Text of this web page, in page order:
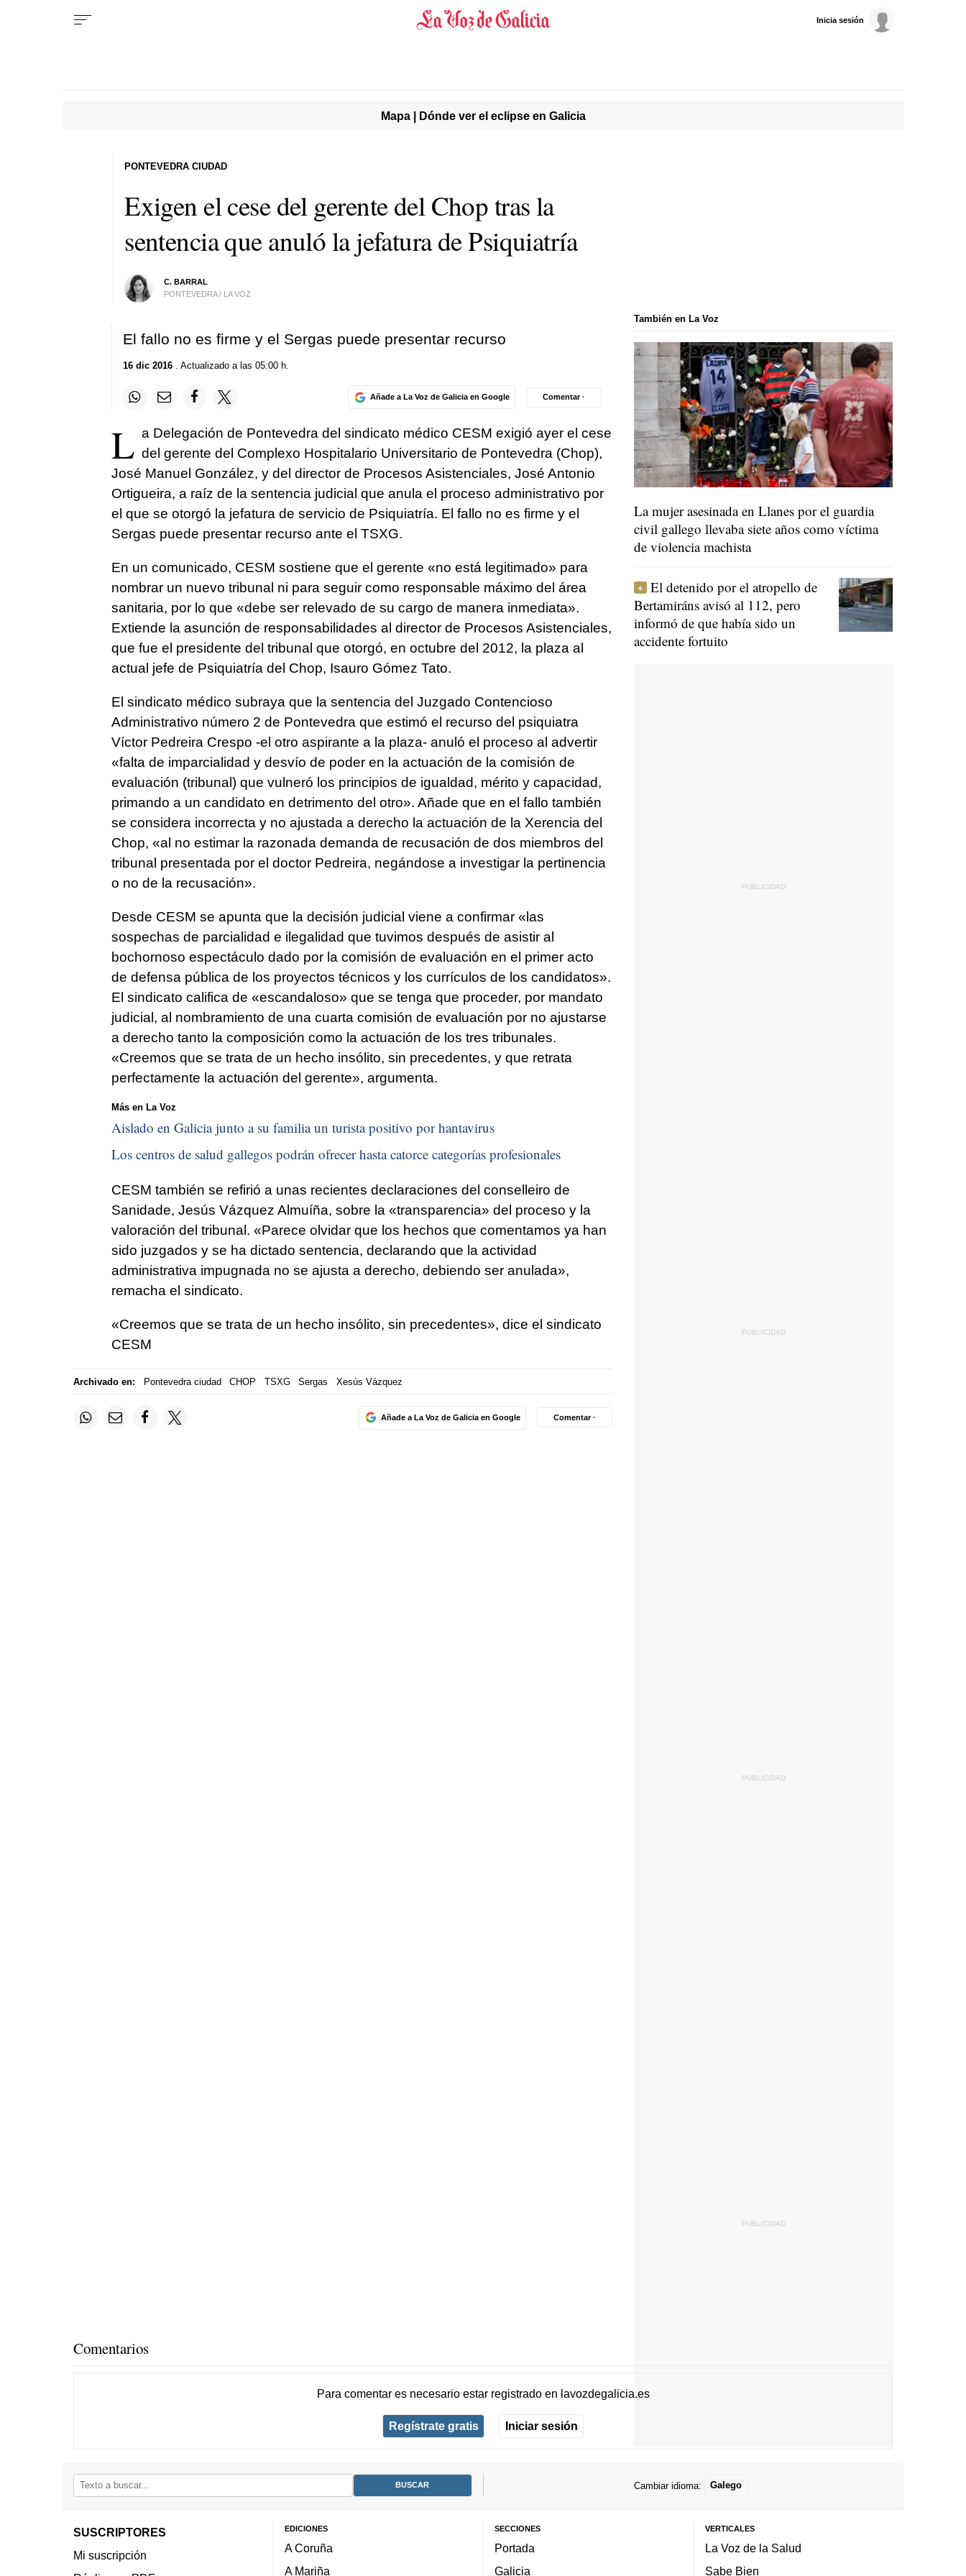
Inicia sesión
Mapa | Dónde ver el eclipse en Galicia
Exigen el cese del gerente del Chop tras la
sentencia que anuló la jefatura de Psiquiatría
C. BARRAL
PONTEVEDRA / LA VOZ
PONTEVEDRA CIUDAD
El fallo no es firme y el Sergas puede presentar recurso
16 dic 2016. Actualizado a las 05:00 h.
Añade a La Voz de Galicia en Google Comentar ·
L a Delegación de Pontevedra del sindicato médico CESM exigió ayer el cese
del gerente del Complexo Hospitalario Universitario de Pontevedra (Chop),
José Manuel González, y del director de Procesos Asistenciales, José Antonio
Ortigueira, a raíz de la sentencia judicial que anula el proceso administrativo por
el que se otorgó la jefatura de servicio de Psiquiatría. El fallo no es firme y el
Sergas puede presentar recurso ante el TSXG.
En un comunicado, CESM sostiene que el gerente «no está legitimado» para
nombrar un nuevo tribunal ni para seguir como responsable máximo del área
sanitaria, por lo que «debe ser relevado de su cargo de manera inmediata».
Extiende la asunción de responsabilidades al director de Procesos Asistenciales,
que fue el presidente del tribunal que otorgó, en octubre del 2012, la plaza al
actual jefe de Psiquiatría del Chop, Isauro Gómez Tato.
El sindicato médico subraya que la sentencia del Juzgado Contencioso
Administrativo número 2 de Pontevedra que estimó el recurso del psiquiatra
Víctor Pedreira Crespo -el otro aspirante a la plaza- anuló el proceso al advertir
«falta de imparcialidad y desvío de poder en la actuación de la comisión de
evaluación (tribunal) que vulneró los principios de igualdad, mérito y capacidad,
primando a un candidato en detrimento del otro». Añade que en el fallo también
se considera incorrecta y no ajustada a derecho la actuación de la Xerencia del
Chop, «al no estimar la razonada demanda de recusación de dos miembros del
tribunal presentada por el doctor Pedreira, negándose a investigar la pertinencia
o no de la recusación».
Desde CESM se apunta que la decisión judicial viene a confirmar «las
sospechas de parcialidad e ilegalidad que tuvimos después de asistir al
bochornoso espectáculo dado por la comisión de evaluación en el primer acto
de defensa pública de los proyectos técnicos y los currículos de los candidatos».
El sindicato califica de «escandaloso» que se tenga que proceder, por mandato
judicial, al nombramiento de una cuarta comisión de evaluación por no ajustarse
a derecho tanto la composición como la actuación de los tres tribunales.
«Creemos que se trata de un hecho insólito, sin precedentes, y que retrata
perfectamente la actuación del gerente», argumenta.
Más en La Voz
Aislado en Galicia junto a su familia un turista positivo por hantavirus
Los centros de salud gallegos podrán ofrecer hasta catorce categorías profesionales
CESM también se refirió a unas recientes declaraciones del conselleiro de
Sanidade, Jesús Vázquez Almuíña, sobre la «transparencia» del proceso y la
valoración del tribunal. «Parece olvidar que los hechos que comentamos ya han
sido juzgados y se ha dictado sentencia, declarando que la actividad
administrativa impugnada no se ajusta a derecho, debiendo ser anulada»,
remacha el sindicato.
«Creemos que se trata de un hecho insólito, sin precedentes», dice el sindicato
CESM
Archivado en: Pontevedra ciudad CHOP TSXG Sergas Xesús Vázquez
Añade a La Voz de Galicia en Google Comentar ·
También en La Voz
La mujer asesinada en Llanes por el guardia
civil gallego llevaba siete años como víctima
de violencia machista
El detenido por el atropello de
Bertamiráns avisó al 112, pero
informó de que había sido un
accidente fortuito
Comentarios
Para comentar es necesario estar registradoen lavozdegalicia.es
Regístrate gratis Iniciar sesión
Cambiar idioma: Galego
SUSCRIPTORES
Mi suscripción
EDICIONES
A Coruña
A Mariña
SECCIONES
Portada
Galicia
VERTICALES
La Voz de la Salud
Sabe Bien